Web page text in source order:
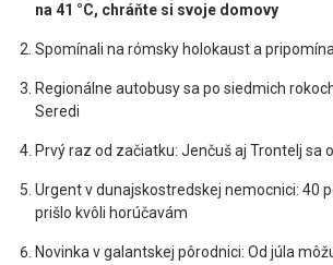
na 41 °C, chráňte si svoje domovy
Spomínali na rómsky holokaust a
Regionálne autobusy sa po siedmich
Seredi
Prvý raz od začiatku: Jenčuš aj Trontelj sa
Urgent v dunajskostredskej nemocnici: 40
prišlo kvôli horúčavám
Novinka v galantskej pôrodnici: Od júla